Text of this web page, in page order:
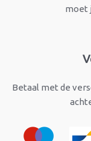
moet
Betaal met de